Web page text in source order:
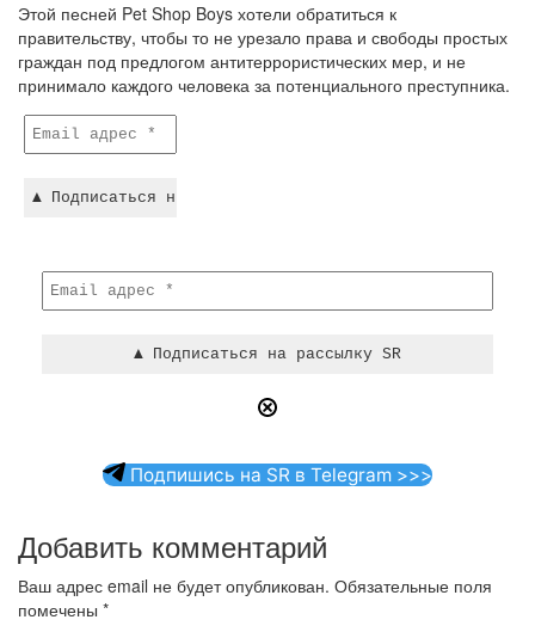
Этой песней Pet Shop Boys хотели обратиться к
правительству, чтобы то не урезало права и свободы простых
граждан под предлогом антитеррористических мер, и не
принимало каждого человека за потенциального преступника.
Подпишись на SR в Telegram >>>
Добавить комментарий
Ваш адрес email не будет опубликован. Обязательные поля
помечены *